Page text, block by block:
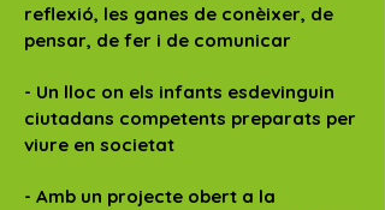
reflexió, les ganes de conèixer, de
pensar, de fer i de comunicar
- Un lloc on els infants esdevinguin
ciutadans competents preparats per
viure en societat
- Amb un projecte obert a la